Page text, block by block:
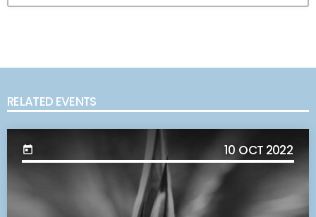
RELATED EVENTS
today 10 OCT 2022